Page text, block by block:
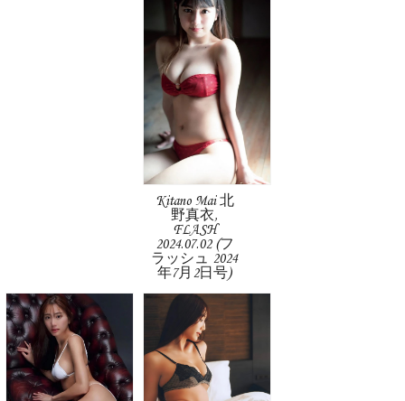
Kitano Mai 北
野真衣,
FLASH
2024.07.02 (フ
ラッシュ 2024
年7月2日号)